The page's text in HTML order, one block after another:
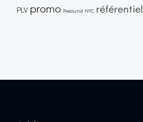
PLV promo Resound NYC référentiel